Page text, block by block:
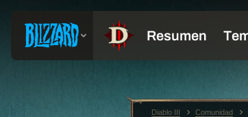
Diablo III Comunidad